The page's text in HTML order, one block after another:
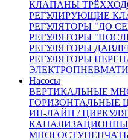
КЛАПАНЫ
РЕГУЛИРУЮЩИЕ
РЕГУЛЯТОРЫ "ДО
РЕГУЛЯТОРЫ
РЕГУЛЯТОРЫ
РЕГУЛЯТОРЫ
Насосы
ВЕРТИКАЛЬНЫЕ
ГОРИЗОНТАЛЬНЫЕ
ИН-ЛАЙН /
Рабочий ход, мм
Скорость управления, мм/
Время закрытия, с
Усилие на штоке, кН
Режим работы
Напряжение питания
(управляющее)
Мощность потребляемая, Вт
Масса, кг